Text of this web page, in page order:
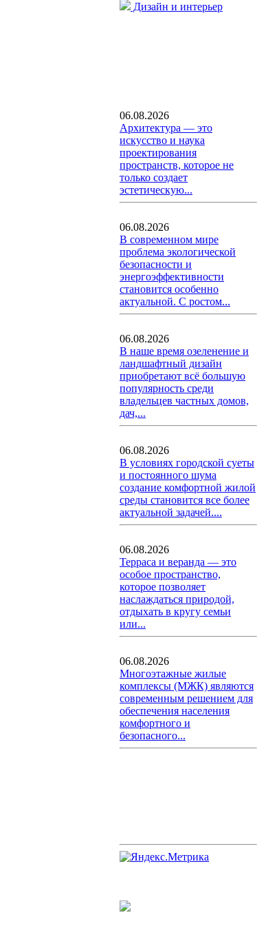
Дизайн и интерьер
06.08.2026
Архитектура — это
искусство и наука
проектирования
пространств, которое не
только создает
эстетическую...
06.08.2026
В современном мире
проблема экологической
безопасности и
энергоэффективности
становится особенно
актуальной. С ростом...
06.08.2026
В наше время озеленение и
ландшафтный дизайн
приобретают всё большую
популярность среди
владельцев частных домов,
дач,...
06.08.2026
В условиях городской суеты
и постоянного шума
создание комфортной жилой
среды становится все более
актуальной задачей....
06.08.2026
Терраса и веранда — это
особое пространство,
которое позволяет
наслаждаться природой,
отдыхать в кругу семьи
или...
06.08.2026
Многоэтажные жилые
комплексы (МЖК) являются
современным решением для
обеспечения населения
комфортного и
безопасного...